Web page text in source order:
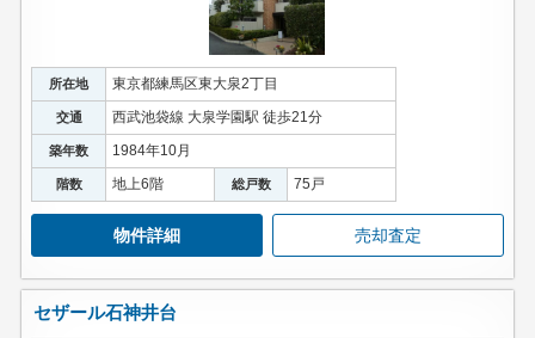
所在地 東京都練馬区東大泉2丁目
交通 西武池袋線 大泉学園駅 徒歩21分
築年数 1984年10月
階数 地上6階 総戸数 75戸
物件詳細 売却査定
セザール石神井台